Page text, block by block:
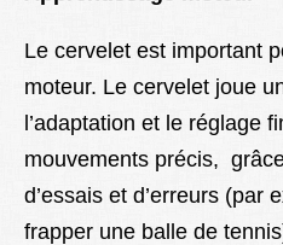
Le cervelet est important
moteur. Le cervelet joue
l’adaptation et le réglage
mouvements précis,
d’essais et d’erreurs (par
frapper une balle de